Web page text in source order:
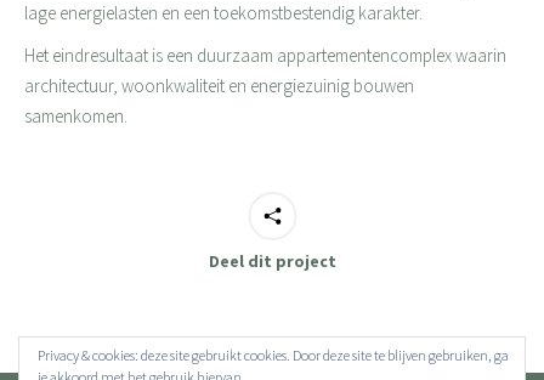
lage energielasten en een toekomstbestendig karakter.
Het eindresultaat is een duurzaam appartementencomplex waarin
architectuur, woonkwaliteit en energiezuinig bouwen
samenkomen.
Deel dit project
Privacy & cookies: deze site gebruikt cookies. Door deze site te blijven gebruiken, ga